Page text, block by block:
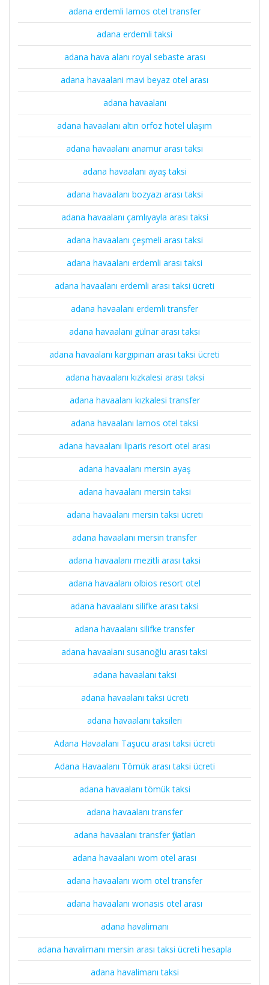
adana erdemli lamos otel transfer
adana erdemli taksi
adana hava alanı royal sebaste arası
adana havaalani mavi beyaz otel arası
adana havaalanı
adana havaalanı altın orfoz hotel ulaşım
adana havaalanı anamur arası taksi
adana havaalanı ayaş taksi
adana havaalanı bozyazı arası taksi
adana havaalanı çamlıyayla arası taksi
adana havaalanı çeşmeli arası taksi
adana havaalanı erdemli arası taksi
adana havaalanı erdemli arası taksi ücreti
adana havaalanı erdemli transfer
adana havaalanı gülnar arası taksi
adana havaalanı kargıpınarı arası taksi ücreti
adana havaalanı kızkalesi arası taksi
adana havaalanı kızkalesi transfer
adana havaalanı lamos otel taksi
adana havaalanı liparis resort otel arası
adana havaalanı mersin ayaş
adana havaalanı mersin taksi
adana havaalanı mersin taksi ücreti
adana havaalanı mersin transfer
adana havaalanı mezitli arası taksi
adana havaalanı olbios resort otel
adana havaalanı silifke arası taksi
adana havaalanı silifke transfer
adana havaalanı susanoğlu arası taksi
adana havaalanı taksi
adana havaalanı taksi ücreti
adana havaalanı taksileri
Adana Havaalanı Taşucu arası taksi ücreti
Adana Havaalanı Tömük arası taksi ücreti
adana havaalanı tömük taksi
adana havaalanı transfer
adana havaalanı transfer fiyatları
adana havaalanı wom otel arası
adana havaalanı wom otel transfer
adana havaalanı wonasis otel arası
adana havalimanı
adana havalimanı mersin arası taksi ücreti hesapla
adana havalimanı taksi